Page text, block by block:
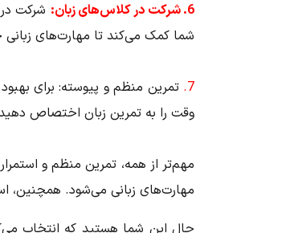
6. شرکت در کلاس‌های زبان:
شرکت
شما کمک می‌کند تا مهارت‌های زبانی
7. تمرین منظم و پیوسته: برای
وقت را به تمرین زبان اختصاص
مهم‌تر از همه، تمرین منظم و
مهارت‌های زبانی می‌شود. همچنین،
حال این شما هستید که انتخاب